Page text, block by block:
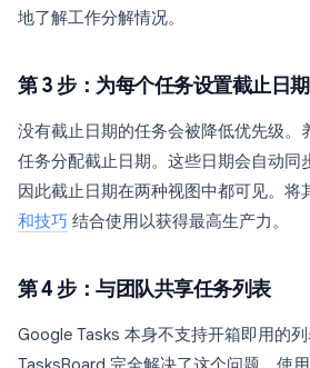
地了解工作分解情况。
第 3 步：为每个任务设置截止日期
没有截止日期的任务会被降低优先级。
任务分配截止日期。这些日期会自动同
因此截止日期在两种视图中都可见。将
和技巧 结合使用以获得最高生产力。
第 4 步：与团队共享任务列表
Google Tasks 本身不支持开箱即用的